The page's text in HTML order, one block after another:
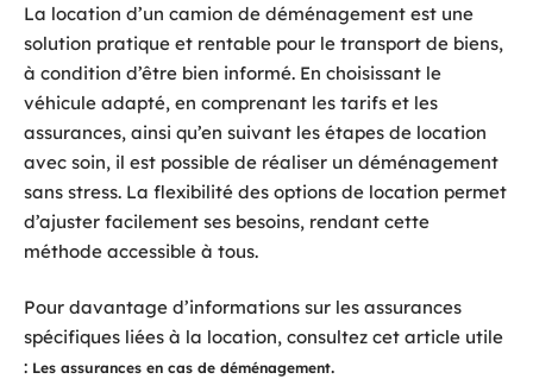
La location d’un camion de déménagement est une
solution pratique et rentable pour le transport de biens,
à condition d’être bien informé. En choisissant le
véhicule adapté, en comprenant les tarifs et les
assurances, ainsi qu’en suivant les étapes de location
avec soin, il est possible de réaliser un déménagement
sans stress. La flexibilité des options de location permet
d’ajuster facilement ses besoins, rendant cette
méthode accessible à tous.
Pour davantage d’informations sur les assurances
spécifiques liées à la location, consultez cet article utile
: Les assurances en cas de déménagement.